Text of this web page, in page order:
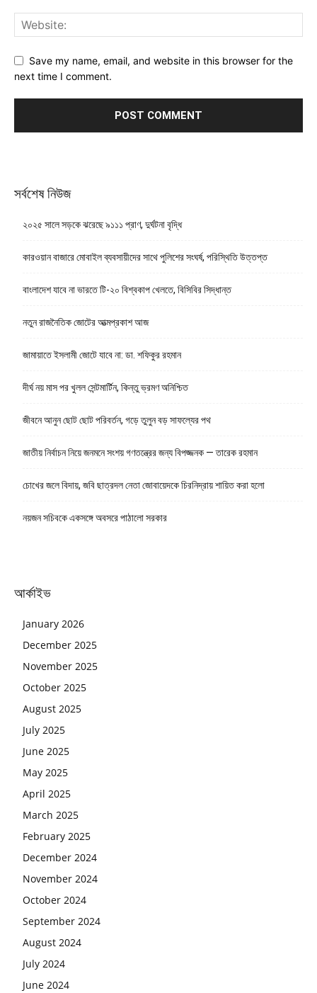
Save my name, email, and website in this browser for the
next time I comment.
সর্বশেষ নিউজ
২০২৫ সালে সড়কে ঝরেছে ৯১১১ প্রাণ, দুর্ঘটনা বৃদ্ধি
কারওয়ান বাজারে মোবাইল ব্যবসায়ীদের সাথে পুলিশের সংঘর্ষ, পরিস্থিতি উত্তপ্ত
বাংলাদেশ যাবে না ভারতে টি-২০ বিশ্বকাপ খেলতে, বিসিবির সিদ্ধান্ত
নতুন রাজনৈতিক জোটের আত্মপ্রকাশ আজ
জামায়াতে ইসলামী জোটে যাবে না: ডা. শফিকুর রহমান
দীর্ঘ নয় মাস পর খুলল সেন্টমার্টিন, কিন্তু ভ্রমণ অনিশ্চিত
জীবনে আনুন ছোট ছোট পরিবর্তন, গড়ে তুলুন বড় সাফল্যের পথ
জাতীয় নির্বাচন নিয়ে জনমনে সংশয় গণতন্ত্রের জন্য বিপজ্জনক — তারেক রহমান
চোখের জলে বিদায়, জবি ছাত্রদল নেতা জোবায়েদকে চিরনিদ্রায় শায়িত করা হলো
নয়জন সচিবকে একসঙ্গে অবসরে পাঠালো সরকার
আর্কাইভ
January 2026
December 2025
November 2025
October 2025
August 2025
July 2025
June 2025
May 2025
April 2025
March 2025
February 2025
December 2024
November 2024
October 2024
September 2024
August 2024
July 2024
June 2024